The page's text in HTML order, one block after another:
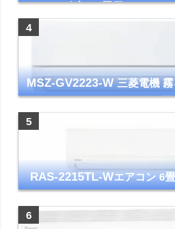
シリーズ 主に6畳用 ホワイト
MSZ-GV2223-W三菱電機
アコン GVシリーズ おもに6
RAS-2215TL-Wエアコン 6
年モデル TLシリーズ ホワイト
ー コンパクト 清潔